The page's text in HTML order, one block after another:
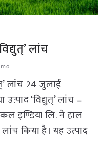
लांच
लांच 24 जुलाई
‘विद्युत्’ लांच –
इण्डिया लि. ने हाल
लांच किया है। यह उत्पाद